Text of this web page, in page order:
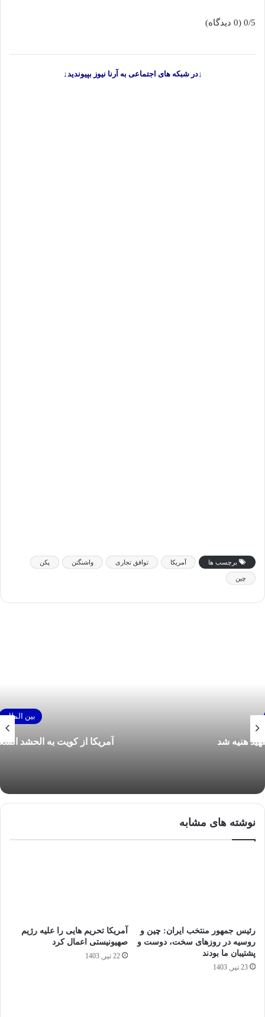
0/5 (0 دیدگاه)
↓در شبکه های اجتماعی به آرنا نیوز بپیوندید↓
برچسب ها آمریکا توافق تجاری واشنگتن پکن
چین
آمریکا از کویت به الحشد الشعبی عراق حمله کرد
نوشته های مشابه
رئیس ‌جمهور منتخب ایران: چین و
روسیه در روز‌های سخت، دوست و
پشتیبان ما بودند
23 تیر, 1403
آمریکا تحریم‌ هایی را علیه رژیم
صهیونیستی اعمال کرد
22 تیر, 1403